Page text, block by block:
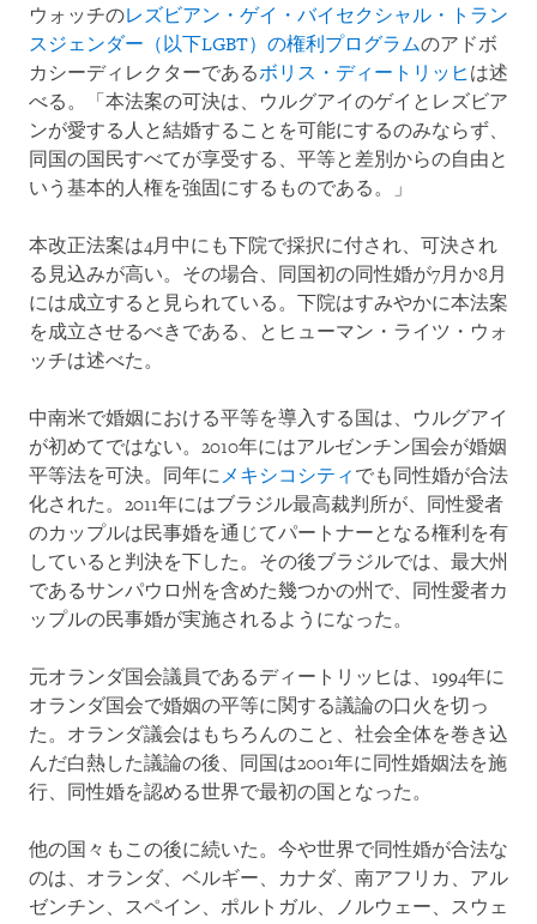
ウォッチのレズビアン・ゲイ・バイセクシャル・トラン
スジェンダー（以下LGBT）の権利プログラムのアドボ
カシーディレクターであるボリス・ディートリッヒは述
べる。「本法案の可決は、ウルグアイのゲイとレズビア
ンが愛する人と結婚することを可能にするのみならず、
同国の国民すべてが享受する、平等と差別からの自由と
いう基本的人権を強固にするものである。」
本改正法案は4月中にも下院で採択に付され、可決され
る見込みが高い。その場合、同国初の同性婚が7月か8月
には成立すると見られている。下院はすみやかに本法案
を成立させるべきである、とヒューマン・ライツ・ウォ
ッチは述べた。
中南米で婚姻における平等を導入する国は、ウルグアイ
が初めてではない。 2010年にはアルゼンチン国会が婚姻
平等法を可決。同年にメキシコシティ でも同性婚が合法
化された。 2011年にはブラジル最高裁判所が、同性愛者
のカップルは民事婚を通じてパートナーとなる権利を有
していると判決を下した。その後ブラジルでは、最大州
であるサンパウロ州を含めた幾つかの州で、同性愛者カ
ップルの民事婚が実施されるようになった。
元オランダ国会議員であるディートリッヒは、1994年に
オランダ国会で婚姻の平等に関する議論の口火を切っ
た。オランダ議会はもちろんのこと、社会全体を巻き込
んだ白熱した議論の後、同国は2001年に同性婚姻法を施
行、同性婚を認める世界で最初の国となった。
他の国々もこの後に続いた。今や世界で同性婚が合法な
のは、オランダ、ベルギー、カナダ、南アフリカ、アル
ゼンチン、スペイン、ポルトガル、ノルウェー、スウェ